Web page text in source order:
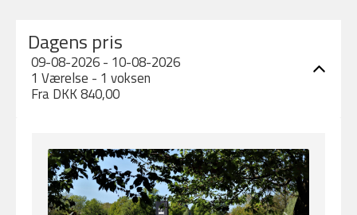
Dagens pris
09-08-2026 - 10-08-2026
1 Værelse - 1 voksen
Fra DKK 840,00